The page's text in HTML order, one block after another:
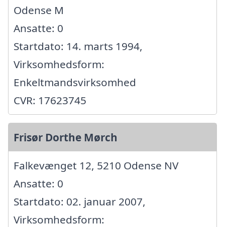
Odense M
Ansatte: 0
Startdato: 14. marts 1994,
Virksomhedsform:
Enkeltmandsvirksomhed
CVR: 17623745
Frisør Dorthe Mørch
Falkevænget 12, 5210 Odense NV
Ansatte: 0
Startdato: 02. januar 2007,
Virksomhedsform: